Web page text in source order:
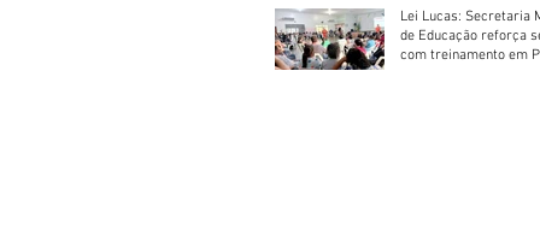
Lei Lucas: Secretaria
de Educação reforça
com treinamento em